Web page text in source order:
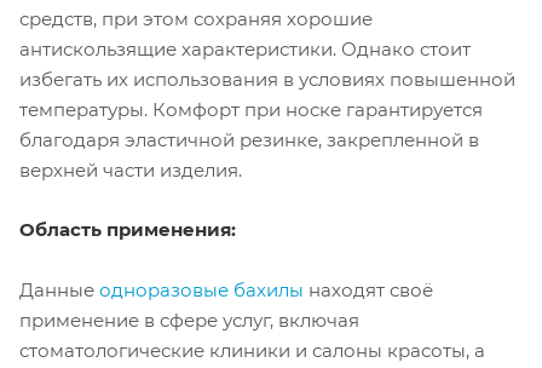
средств, при этом сохраняя хорошие
антискользящие характеристики. Однако стоит
избегать их использования в условиях повышенной
температуры. Комфорт при носке гарантируется
благодаря эластичной резинке, закрепленной в
верхней части изделия.
Область применения:
Данные одноразовые бахилы находят своё
применение в сфере услуг, включая
стоматологические клиники и салоны красоты, а